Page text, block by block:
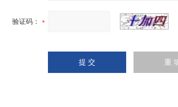
验证码：